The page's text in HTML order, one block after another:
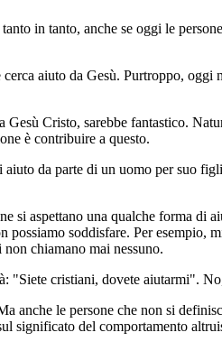
in tanto, anche se oggi le
aiuto da Gesù. Purtroppo, oggi
Gesù Cristo, sarebbe fantastico.
è contribuire a questo.
aiuto da parte di un uomo per suo
si aspettano una qualche forma di
possiamo soddisfare. Per esempio,
chiamano mai nessuno.
"Siete cristiani, dovete aiutarmi".
anche le persone che non si
significato del comportamento